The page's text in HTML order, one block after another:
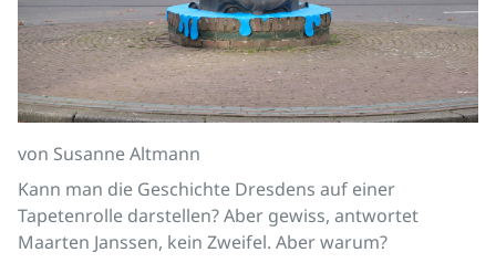
von Susanne Altmann
Kann man die Geschichte Dresdens auf einer
Tapetenrolle darstellen? Aber gewiss, antwortet
Maarten Janssen, kein Zweifel. Aber warum?